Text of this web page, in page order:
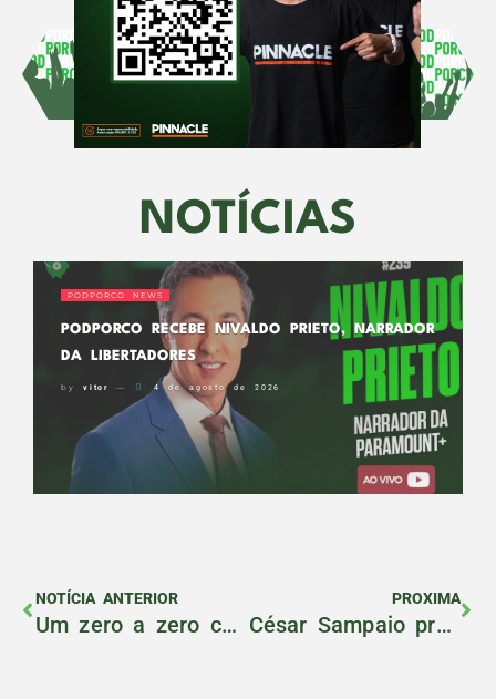
NOTÍCIAS
PODPORCO NEWS
PODPORCO RECEBE NIVALDO PRIETO, NARRADOR
DA LIBERTADORES
by vitor 4 de agosto de 2026
NOTÍCIA ANTERIOR
Um zero a zero com gosto amargo
PROXIMA
César Sampaio projeta semifinal da Libertadores entre Palmeiras e Boca Juniors